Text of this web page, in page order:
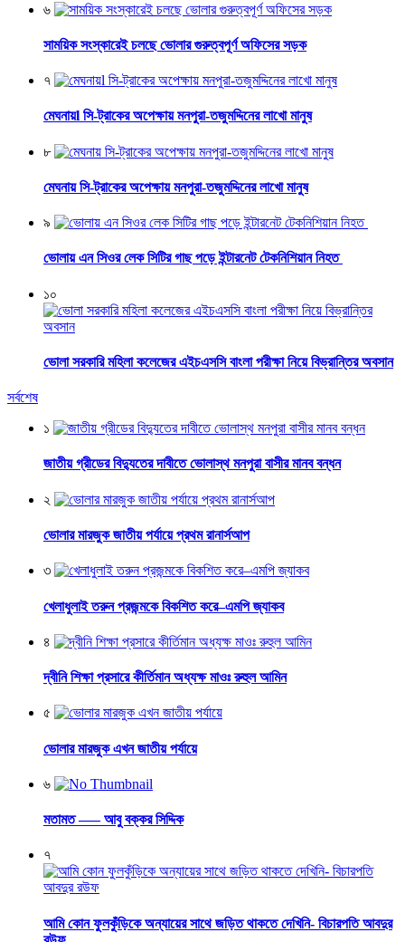
৬
সাময়িক সংস্কারেই চলছে ভোলার গুরুত্বপূর্ণ অফিসের সড়ক
৭
মেঘনায়l সি-ট্রাকের অপেক্ষায় মনপুরা-তজুমদ্দিনের লাখো মানুষ
৮
মেঘনায় সি-ট্রাকের অপেক্ষায় মনপুরা-তজুমদ্দিনের লাখো মানুষ
৯
ভোলায় এন সিওর লেক সিটির গাছ পড়ে ইন্টারনেট টেকনিশিয়ান নিহত
১০
ভোলা সরকারি মহিলা কলেজের এইচএসসি বাংলা পরীক্ষা নিয়ে বিভ্রান্তির অবসান
সর্বশেষ
১
জাতীয় গ্রীডের বিদ্যুতের দাবীতে ভোলাস্থ মনপুরা বাসীর মানব বন্ধন
২
ভোলার মারজুক জাতীয় পর্যায়ে প্রথম রানার্সআপ
৩
খেলাধুলাই তরুন প্রজন্মকে বিকশিত করে–এমপি জ্যাকব
৪
দ্বীনি শিক্ষা প্রসারে কীর্তিমান অধ্যক্ষ মাওঃ রুহুল আমিন
৫
ভোলার মারজুক এখন জাতীয় পর্যায়ে
৬
মতামত —– আবু বক্কর সিদ্দিক
৭
আমি কোন ফুলকুঁড়িকে অন্যায়ের সাথে জড়িত থাকতে দেখিনি- বিচারপতি আবদুর